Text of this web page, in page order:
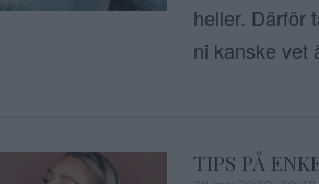
heller. Därför
ni kanske vet
TIPS PÅ